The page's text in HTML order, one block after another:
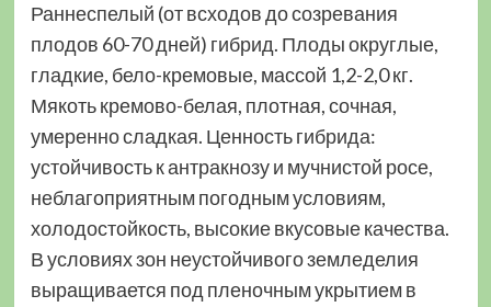
Раннеспелый (от всходов до созревания
плодов 60-70 дней) гибрид. Плоды округлые,
гладкие, бело-кремовые, массой 1,2-2,0 кг.
Мякоть кремово-белая, плотная, сочная,
умеренно сладкая. Ценность гибрида:
устойчивость к антракнозу и мучнистой росе,
неблагоприятным погодным условиям,
холодостойкость, высокие вкусовые качества.
В условиях зон неустойчивого земледелия
выращивается под пленочным укрытием в